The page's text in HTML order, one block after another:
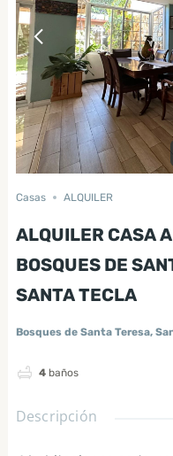
Casas ALQUILER
ALQUILER CASA
BOSQUES DE
SANTA TECLA
Bosques de Santa Teresa,
4 baños
Descripción